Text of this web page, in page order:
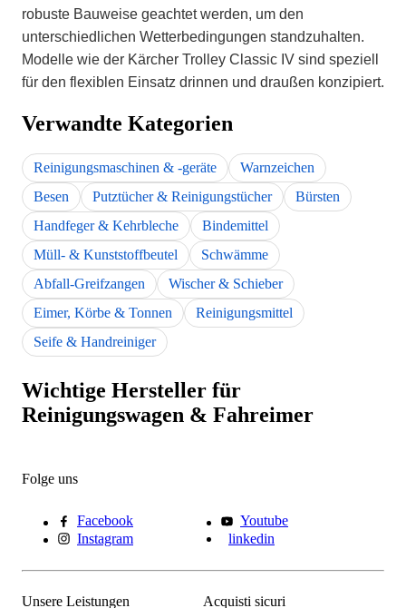
robuste Bauweise geachtet werden, um den
unterschiedlichen Wetterbedingungen standzuhalten.
Modelle wie der Kärcher Trolley Classic IV sind speziell
für den flexiblen Einsatz drinnen und draußen konzipiert.
Verwandte Kategorien
Reinigungsmaschinen & -geräte
Warnzeichen
Besen
Putztücher & Reinigungstücher
Bürsten
Handfeger & Kehrbleche
Bindemittel
Müll- & Kunststoffbeutel
Schwämme
Abfall-Greifzangen
Wischer & Schieber
Eimer, Körbe & Tonnen
Reinigungsmittel
Seife & Handreiniger
Wichtige Hersteller für
Reinigungswagen & Fahreimer
Folge uns
Facebook
Youtube
Instagram
linkedin
Unsere Leistungen Acquisti sicuri